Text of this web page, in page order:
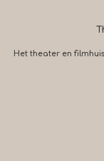
Het theater en